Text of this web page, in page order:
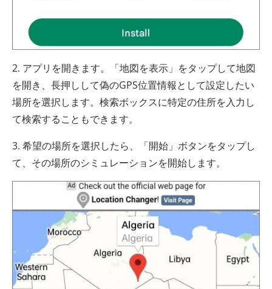
2. アプリを開きます。「地図を表示」をタップして地図
を開き、長押しして偽のGPS位置情報として設定したい
場所を選択します。検索ボックスに特定の住所を入力し
て検索することもできます。
3. 希望の場所を選択したら、「開始」ボタンをタップし
て、その場所のシミュレーションを開始します。